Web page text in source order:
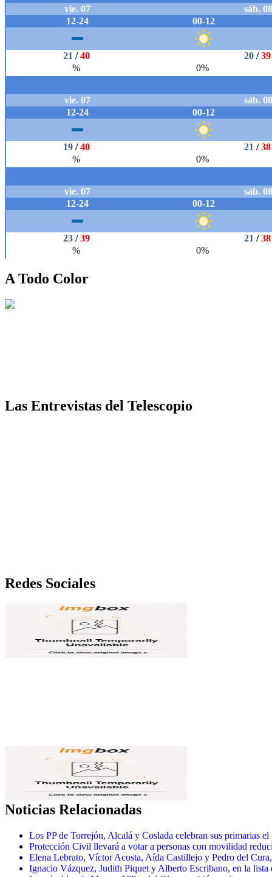
A Todo Color
Las Entrevistas del Telescopio
Redes Sociales
Noticias Relacionadas
Los PP de Torrejón, Alcalá y Coslada celebran sus primarias
Protección Civil llevará a votar a personas con movilidad
Elena Lebrato, Víctor Acosta, Aída Castillejo y Pedro del
Ignacio Vázquez, Judith Piquet y Alberto Escribano, en la lista